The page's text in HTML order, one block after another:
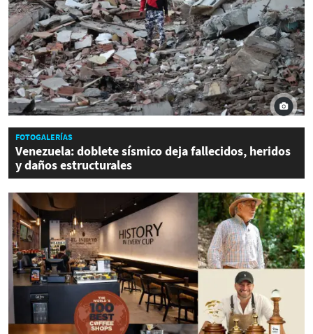
FOTOGALERÍAS
Venezuela: doblete sísmico deja fallecidos, heridos
y daños estructurales